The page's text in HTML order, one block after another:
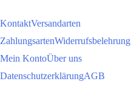
KontaktVersandarten
ZahlungsartenWiderrufsbelehrung
Mein KontoÜber uns
DatenschutzerklärungAGB